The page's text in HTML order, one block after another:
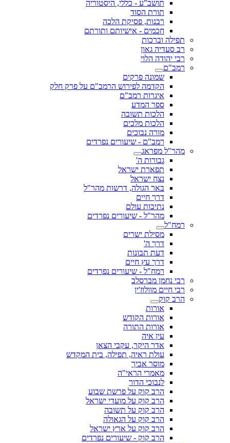
תושב"ע - כללי, היסטוריה
תורת הסוד
רבנות, פסיקת הלכה
חכמים - אישיותם ותורתם
תפילה וברכות
רב סעדיה גאון
רבי יהודה הלוי
רמב"ם
שמונה פרקים
הקדמה לפירוש הרמב"ם על פרק חלק
איגרות רמב"ם
ספר המדע
הלכות תשובה
הלכות מלכים
מורה נבוכים
רמב"ם - שיעורים נפרדים
מהר"ל מפראג
גבורות ה'
תפארת ישראל
נצח ישראל
באר הגולה, דרשות מהר"ל
דרך חיים
נתיבות עולם
מהר"ל - שיעורים נפרדים
רמח"ל
מסילת ישרים
דרך ה'
דעת תבונות
דרך עץ חיים
רמח"ל - שיעורים נפרדים
רבי נחמן מברסלב
רבי חיים מוולוז'ין
הרב קוק
אורות
אורות הקודש
אורות התורה
עין איה
אדר היקר, עקבי הצאן
עולת ראיה, תפילה, בית המקדש
מוסר אביך
מאמרי הראי"ה
לנבוכי הדור
הרב קוק על פרשת שבוע
הרב קוק על מועדי ישראל
הרב קוק על תשובה
הרב קוק על הגאולה
הרב קוק על ארץ ישראל
הרב קוק - שיעורים נפרדים